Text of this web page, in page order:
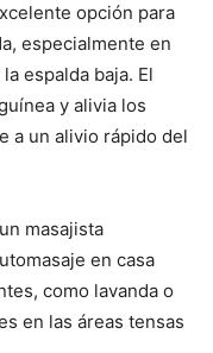
opción para
especialmente en
espalda baja. El
y alivia los
a un alivio rápido del
masajista
en casa
como lavanda o
en las áreas tensas